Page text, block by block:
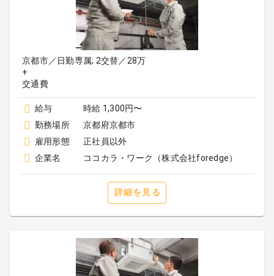
京都市／日勤専属; 2交替／28万
+
交通費
給与
時給 1,300円〜
勤務場所
京都府京都市
雇用形態
正社員以外
企業名
ココカラ・ワーク（株式会社foredge）
詳細を見る